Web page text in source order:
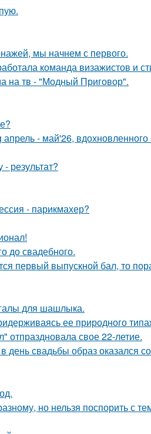
мы начнем с первого.
команда визажистов и
на тв - "Модный Приговор".
- май'26, вдохновленного
результат?
- парикмахер?
до свадебного.
первый выпускной бал, то
для шашлыка.
ее природного
отпраздновала свое 22-летие.
свадьбы образ оказался
но нельзя поспорить с